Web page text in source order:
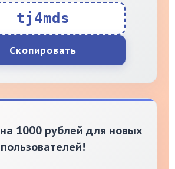
tj4mds
Скопировать
1000 рублей для новых
пользователей!